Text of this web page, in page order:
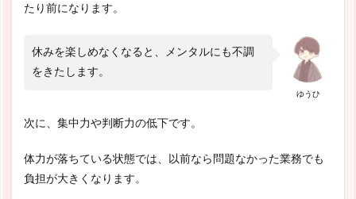
たり前になります。
ゆうひ
休みを楽しめなくなると、メンタルにも不調
をきたします。
次に、集中力や判断力の低下です。
体力が落ちている状態では、以前なら問題なかった業務でも
負担が大きくなります。